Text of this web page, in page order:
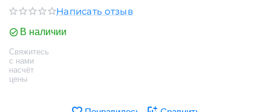
Написать отзыв
В наличии
Свяжитесь
с нами
насчёт
цены